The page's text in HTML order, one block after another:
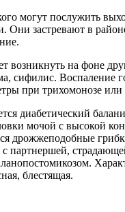
могут послужить
Они застревают в
возникнуть на фоне
сифилис. Воспаление
при трихомонозе или
диабетический
мочой с высокой
дрожжеподобные
партнершей,
блестящая.